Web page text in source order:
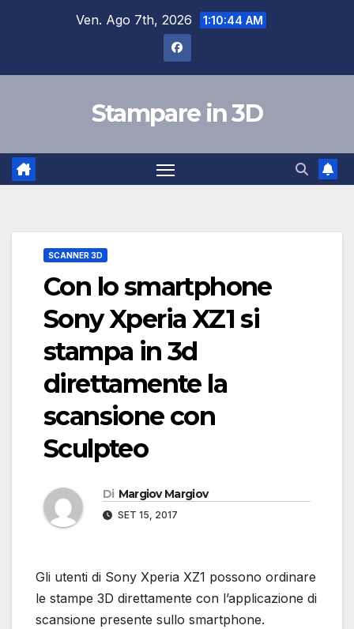
Ven. Ago 7th, 2026 1:10:45 AM
Stampare in 3D
SCANNER 3D
Con lo smartphone
Sony Xperia XZ1 si
stampa in 3d
direttamente la
scansione con
Sculpteo
Di Margiov Margiov
SET 15, 2017
Gli utenti di Sony Xperia XZ1 possono ordinare
le stampe 3D direttamente con l’applicazione di
scansione presente sullo smartphone.